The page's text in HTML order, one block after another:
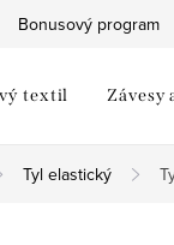
Bonusový program
textil Závesy
Tyl elastický